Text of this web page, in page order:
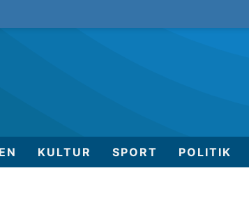
KULTUR SPORT POLITIK